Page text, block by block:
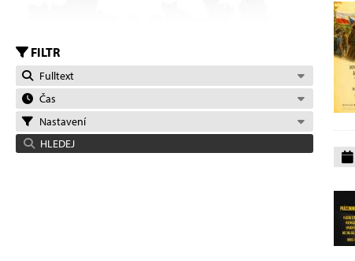
FILTR
Fulltext
Čas
Nastavení
HLEDEJ